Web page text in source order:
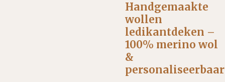
Handgemaakte
wollen
ledikantdeken –
100% merino wol
&
personaliseerbaar